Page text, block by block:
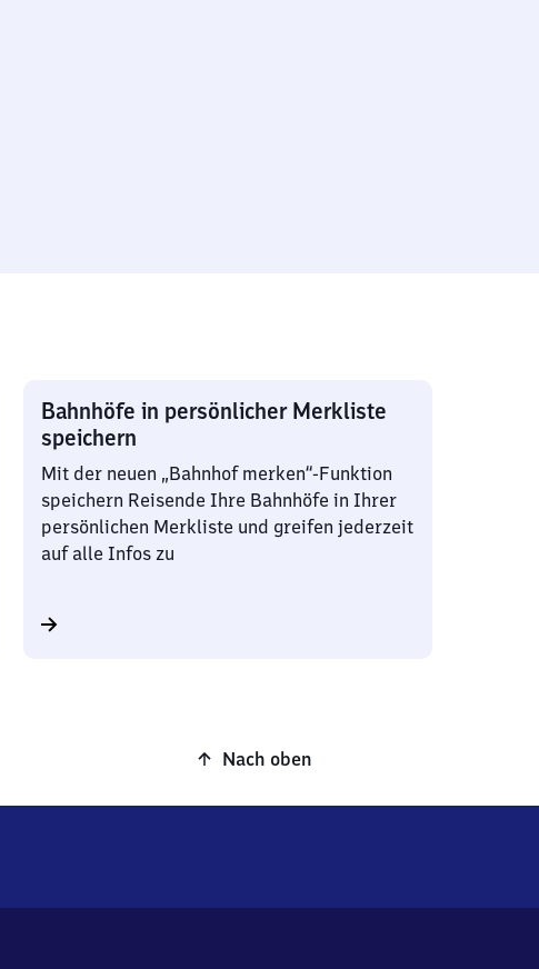
Bahnhöfe in persönlicher Merkliste
speichern
Mit der neuen „Bahnhof merken“-Funktion
speichern Reisende Ihre Bahnhöfe in Ihrer
persönlichen Merkliste und greifen jederzeit
auf alle Infos zu
Nach oben